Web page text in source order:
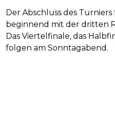
Der Abschluss des
beginnend mit der dritten
Das Viertelfinale, das
folgen am Sonntagabend.